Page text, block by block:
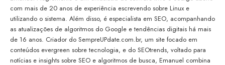
com mais de 20 anos de experiência escrevendo sobre Linux e
utilizando o sistema. Além disso, é especialista em SEO, acompanhando
as atualizações de algoritmos do Google e tendências digitais há mais
de 16 anos. Criador do SempreUPdate.com.br, um site focado em
conteúdos evergreen sobre tecnologia, e do SEOtrends, voltado para
notícias e insights sobre SEO e algoritmos de busca, Emanuel combina